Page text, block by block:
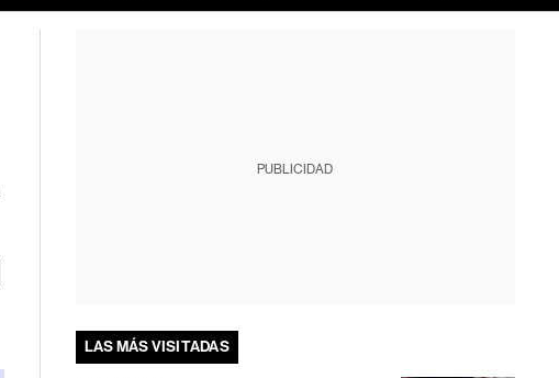
PUBLICIDAD
LAS MÁS VISITADAS